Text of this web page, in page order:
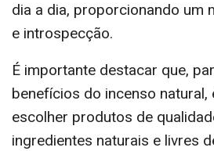
dia a dia, proporcionando um
e introspecção.
É importante destacar que,
benefícios do incenso natural,
escolher produtos de
ingredientes naturais e livres